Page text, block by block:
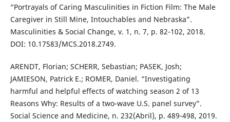
“Portrayals of Caring Masculinities in Fiction Film: The Male
Caregiver in Still Mine, Intouchables and Nebraska”.
Masculinities & Social Change, v. 1, n. 7, p. 82-102, 2018.
DOI: 10.17583/MCS.2018.2749.
ARENDT, Florian; SCHERR, Sebastian; PASEK, Josh;
JAMIESON, Patrick E.; ROMER, Daniel. “Investigating
harmful and helpful effects of watching season 2 of 13
Reasons Why: Results of a two-wave U.S. panel survey”.
Social Science and Medicine, n. 232(Abril), p. 489-498, 2019.